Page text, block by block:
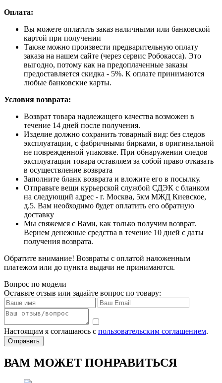
Оплата:
Вы можете оплатить заказ наличными или банковской
картой при получении
Также можно произвести предварительную оплату
заказа на нашем сайте (через сервис Робокасса). Это
выгодно, потому как на предоплаченные заказы
предоставляется скидка - 5%. К оплате принимаются
любые банковские карты.
Условия возврата:
Возврат товара надлежащего качества возможен в
течение 14 дней после получения.
Изделие должно сохранить товарный вид: без следов
эксплуатации, с фабричными бирками, в оригинальной
не поврежденной упаковке. При обнаружении следов
эксплуатации товара оставляем за собой право отказать
в осуществление возврата
Заполните бланк возврата и вложите его в посылку.
Отправьте вещи курьерской службой СДЭК с бланком
на следующий адрес - г. Москва, 5км МЖД Киевское,
д.5. Вам необходимо будет оплатить его обратную
доставку
Мы свяжемся с Вами, как только получим возврат.
Вернем денежные средства в течение 10 дней с даты
получения возврата.
Обратите внимание! Возвраты с оплатой наложенным
платежом или до пункта выдачи не принимаются.
Вопрос по модели
Оставьте отзыв или задайте вопрос по товару:
Настоящим я соглашаюсь с пользовательским соглашением.
Отправить
ВАМ МОЖЕТ ПОНРАВИТЬСЯ